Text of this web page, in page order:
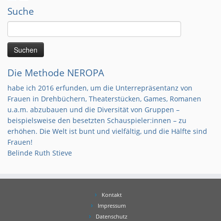
Suche
nach:
Die Methode NEROPA
habe ich 2016 erfunden, um die Unterrepräsentanz von
Frauen in Drehbüchern, Theaterstücken, Games, Romanen
u.a.m. abzubauen und die Diversität von Gruppen –
beispielsweise den besetzten Schauspieler:innen – zu
erhöhen. Die Welt ist bunt und vielfältig, und die Hälfte sind
Frauen!
Belinde Ruth Stieve
Kontakt
Impressum
Datenschutz